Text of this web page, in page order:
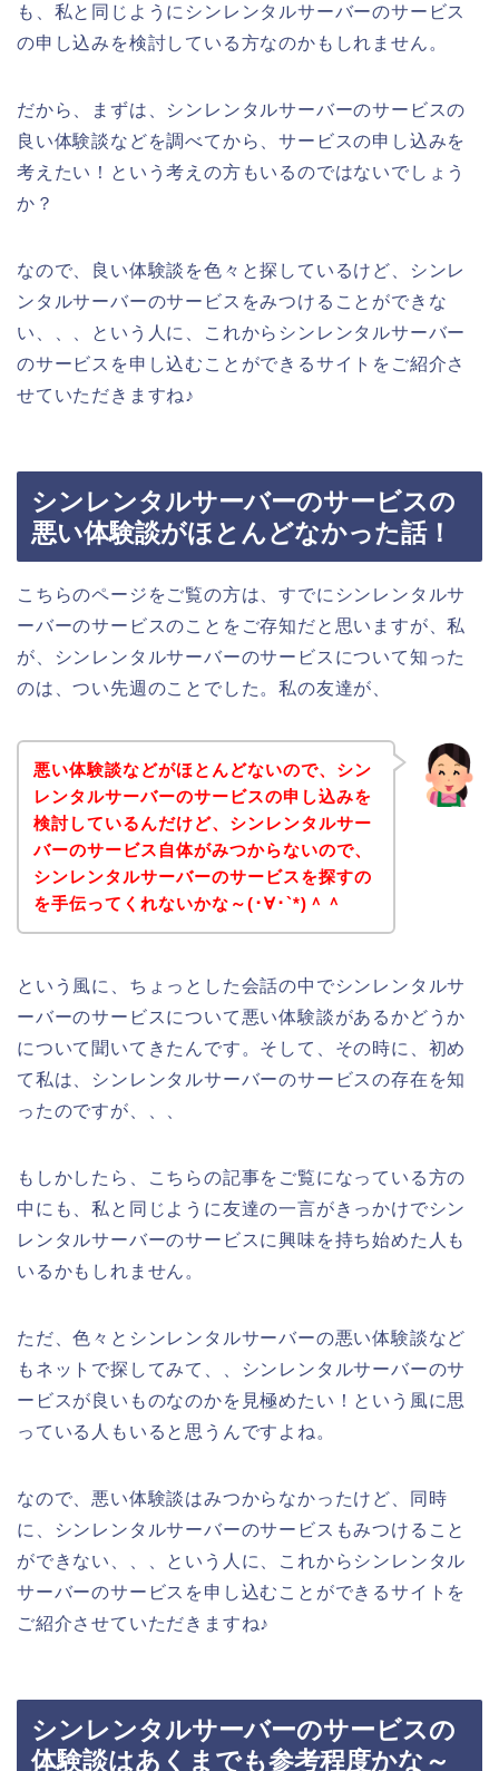
も、私と同じようにシンレンタルサーバーのサービス
の申し込みを検討している方なのかもしれません。
だから、まずは、シンレンタルサーバーのサービスの
良い体験談などを調べてから、サービスの申し込みを
考えたい！という考えの方もいるのではないでしょう
か？
なので、良い体験談を色々と探しているけど、シンレ
ンタルサーバーのサービスをみつけることができな
い、、、という人に、これからシンレンタルサーバー
のサービスを申し込むことができるサイトをご紹介さ
せていただきますね♪
シンレンタルサーバーのサービスの
悪い体験談がほとんどなかった話！
こちらのページをご覧の方は、すでにシンレンタルサ
ーバーのサービスのことをご存知だと思いますが、私
が、シンレンタルサーバーのサービスについて知った
のは、つい先週のことでした。私の友達が、
悪い体験談などがほとんどないので、シン
レンタルサーバーのサービスの申し込みを
検討しているんだけど、シンレンタルサー
バーのサービス自体がみつからないので、
シンレンタルサーバーのサービスを探すの
を手伝ってくれないかな～(･∀･`*)＾＾
という風に、ちょっとした会話の中でシンレンタルサ
ーバーのサービスについて悪い体験談があるかどうか
について聞いてきたんです。そして、その時に、初め
て私は、シンレンタルサーバーのサービスの存在を知
ったのですが、、、
もしかしたら、こちらの記事をご覧になっている方の
中にも、私と同じように友達の一言がきっかけでシン
レンタルサーバーのサービスに興味を持ち始めた人も
いるかもしれません。
ただ、色々とシンレンタルサーバーの悪い体験談など
もネットで探してみて、、シンレンタルサーバーのサ
ービスが良いものなのかを見極めたい！という風に思
っている人もいると思うんですよね。
なので、悪い体験談はみつからなかったけど、同時
に、シンレンタルサーバーのサービスもみつけること
ができない、、、という人に、これからシンレンタル
サーバーのサービスを申し込むことができるサイトを
ご紹介させていただきますね♪
シンレンタルサーバーのサービスの
体験談はあくまでも参考程度かな～